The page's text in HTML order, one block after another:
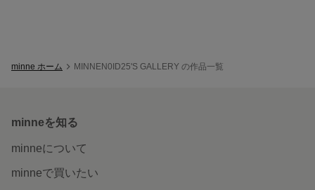
minne ホーム MINNEN0ID25'S GALLERY の作品一覧
minneを知る
minneについて
minneで買いたい